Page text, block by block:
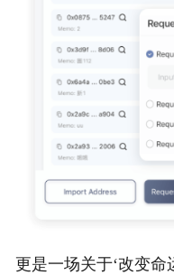
更是一场关于‘改变